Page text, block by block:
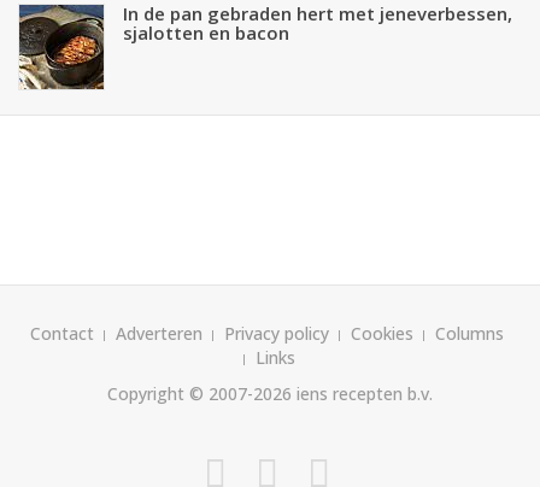
In de pan gebraden hert met jeneverbessen,
sjalotten en bacon
Contact Adverteren Privacy policy Cookies
Columns
Links
Copyright © 2007-2026 iens recepten b.v.